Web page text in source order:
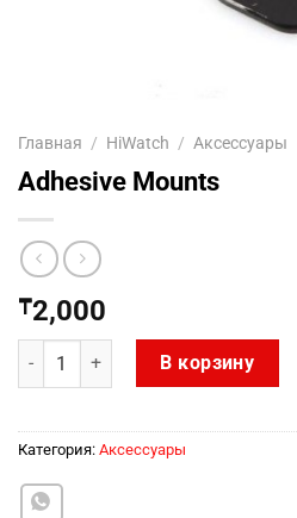
Главная / HiWatch / Аксессуары
Adhesive Mounts
₸2,000
Количество товара Adhesive Mounts
В корзину
Категория: Аксессуары